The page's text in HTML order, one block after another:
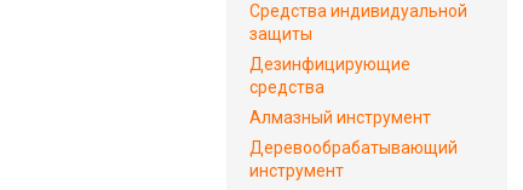
Средства индивидуальной
защиты
Дезинфицирующие
средства
Алмазный инструмент
Деревообрабатывающий
инструмент